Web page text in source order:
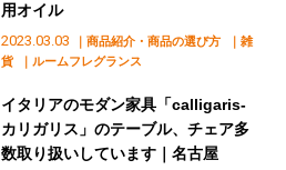
2023.03.03 ｜商品紹介・商品の選び方
｜雑
貨
｜ルームフレグランス
用オイル
イタリアのモダン家具「calligaris-
カリガリス」のテーブル、チェア多
数取り扱いしています｜名古屋